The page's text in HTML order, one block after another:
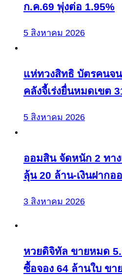
ก.ค.69 พุ่งต่อ 1.95%
5 สิงหาคม 2026
แห่ทวงสิทธิ บัตรคนจ
คลังจี้เร่งยื่นหมดเขต
5 สิงหาคม 2026
ออมสิน จัดหนัก 2 ทา
ลุ้น 20 ล้าน-เงินฝากอ
3 สิงหาคม 2026
หวยดิจิทัล ขายหมด
ซื้อจอง 64 ล้านใบ ขา